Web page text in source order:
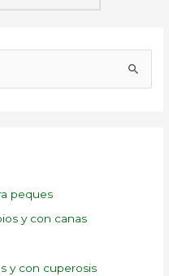
peques
y con canas
y con cuperosis